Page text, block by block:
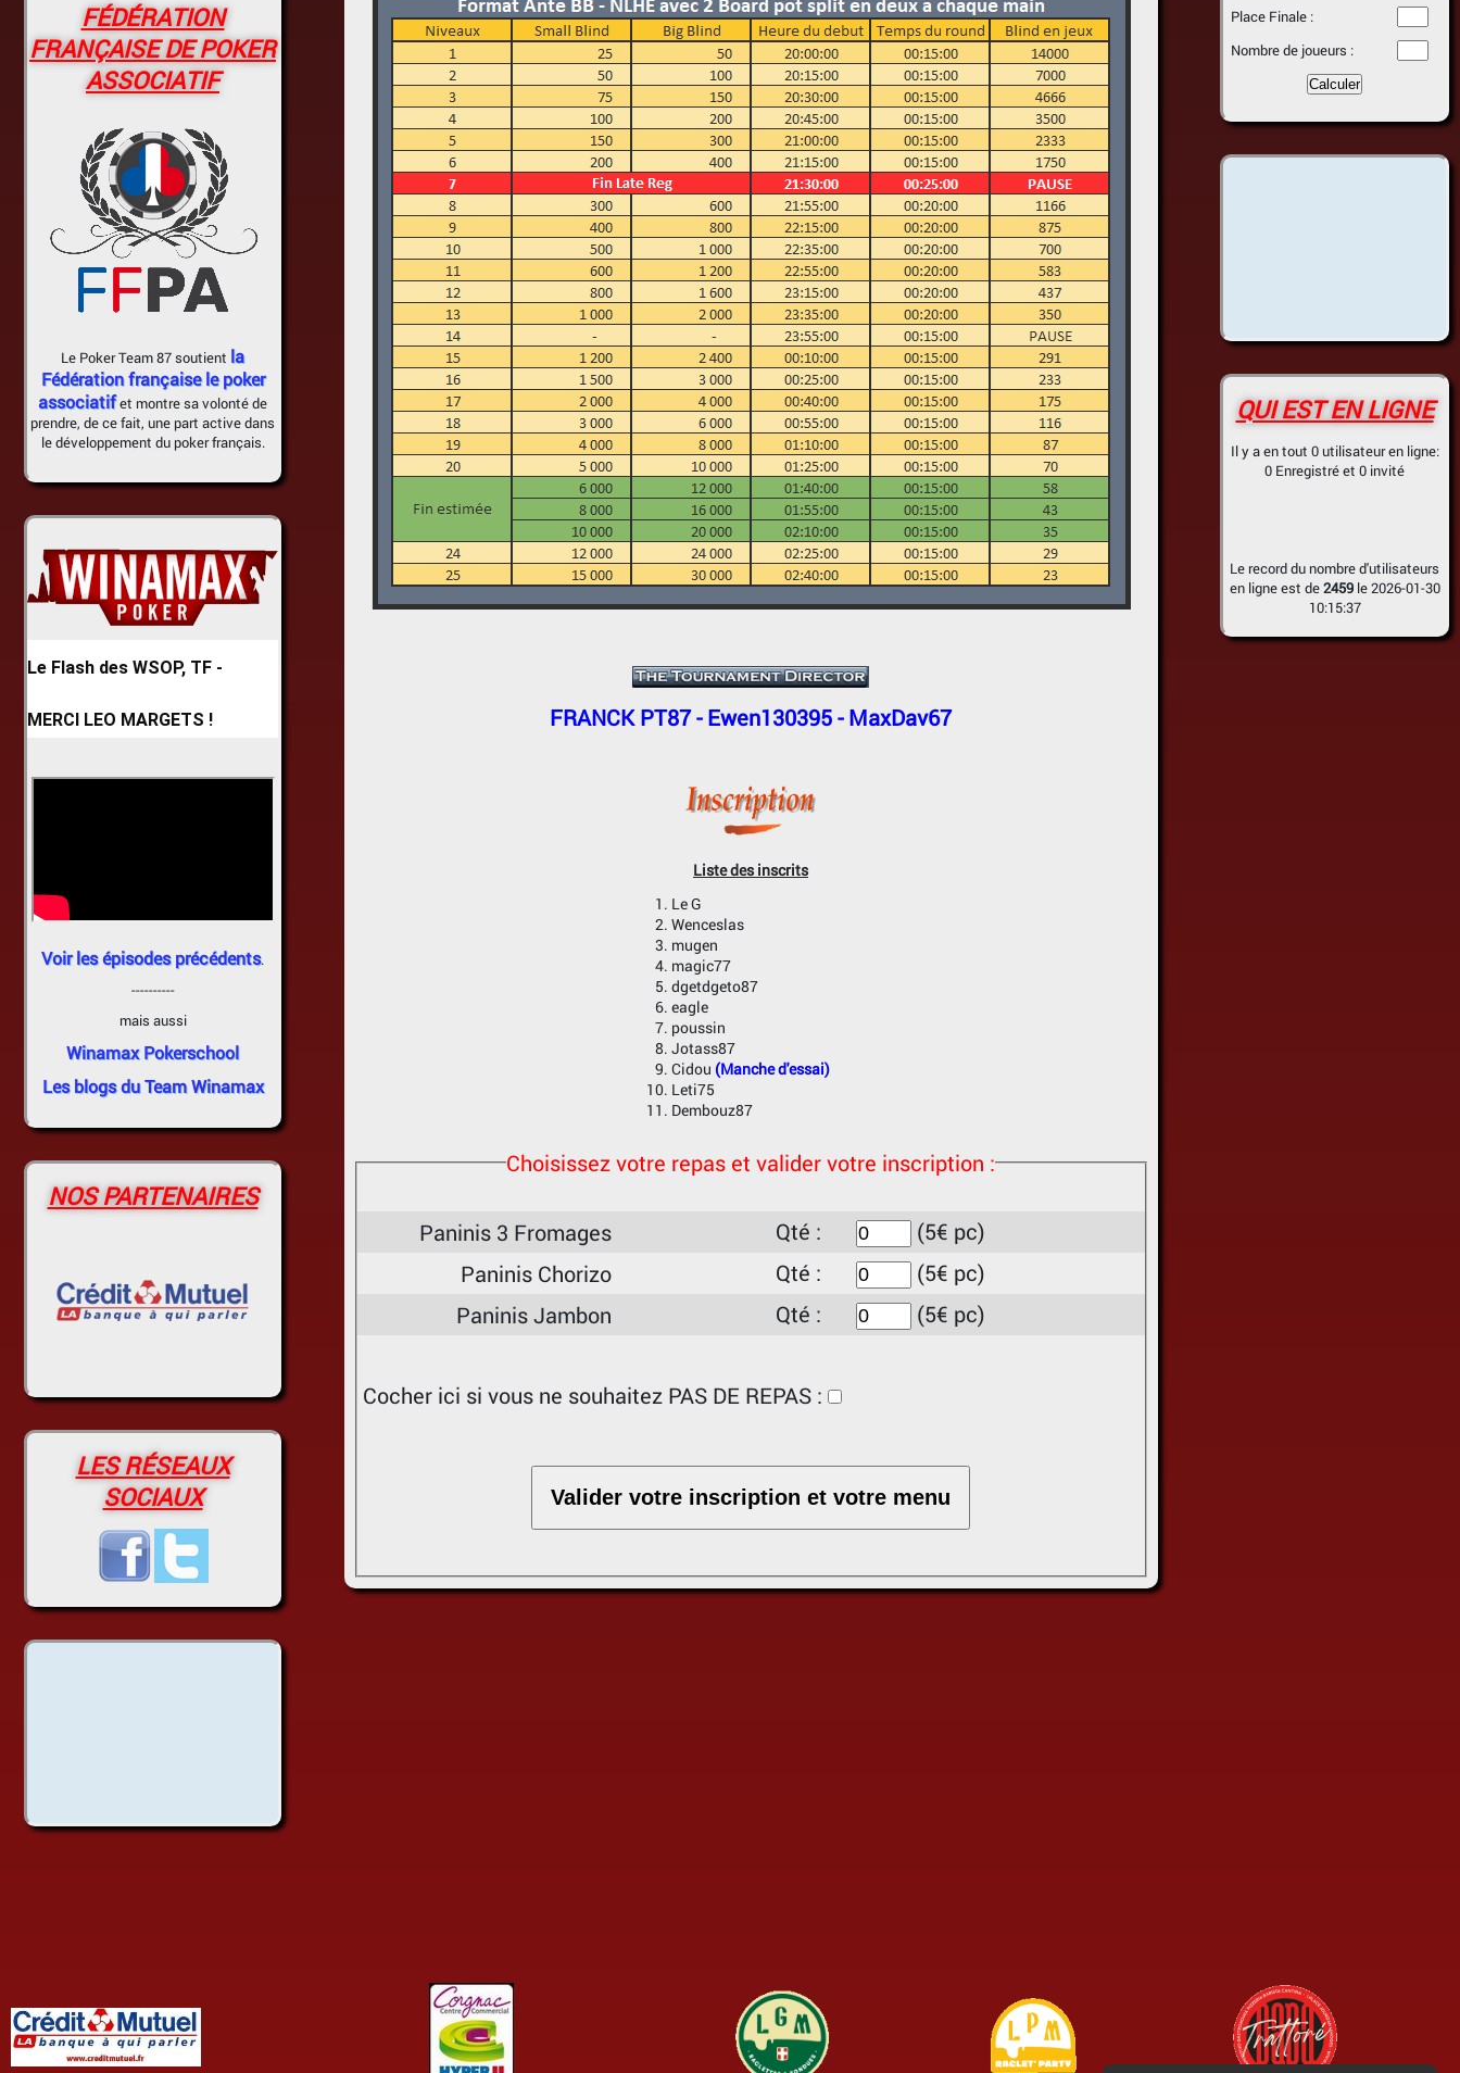
FÉDÉRATION
FRANÇAISE DE POKER
ASSOCIATIF
Le Poker Team 87 soutient la
Fédération française le poker
associatifet montre sa volonté de
prendre, de ce fait, une part active dans
le développement du poker français.
Le Flash des WSOP, TF -
MERCI LEO MARGETS !
Voir les épisodes précédents.
----------
mais aussi
Winamax Pokerschool
Les blogs du Team Winamax
NOS PARTENAIRES
LES RÉSEAUX
SOCIAUX
FRANCK PT87 - Ewen130395 - MaxDav67
Liste des inscrits
Le G
Wenceslas
mugen
magic77
dgetdgeto87
eagle
poussin
Jotass87
Cidou (Manche d'essai)
Leti75
Dembouz87
Choisissez votre repas et valider votre inscription :
Paninis 3 Fromages Qté :
(5€ pc)
Paninis Chorizo
Qté :
(5€ pc)
Paninis Jambon
Qté : (5€ pc)
Cocher ici si vous ne souhaitez PAS DE REPAS :
Place Finale :
Nombre de joueurs :
QUI EST EN LIGNE
Il y a en tout 0 utilisateur en ligne:
0 Enregistré et 0 invité
Le record du nombre d'utilisateurs
en ligne est de2459le 2026-01-30
10:15:37